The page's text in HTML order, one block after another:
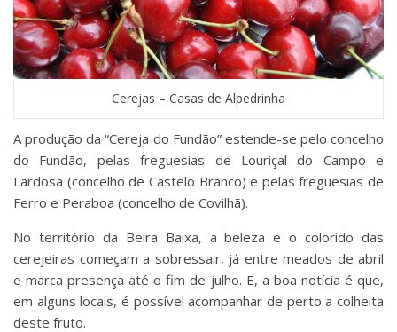
Cerejas – Casas de Alpedrinha
A produção da “Cereja do Fundão” estende-se pelo concelho
do Fundão, pelas freguesias de Louriçal do Campo e
Lardosa (concelho de Castelo Branco) e pelas freguesias de
Ferro e Peraboa (concelho de Covilhã).
No território da Beira Baixa, a beleza e o colorido das
cerejeiras começam a sobressair, já entre meados de abril
e marca presença até o fim de julho. E, a boa notícia é que,
em alguns locais, é possível acompanhar de perto a colheita
deste fruto.